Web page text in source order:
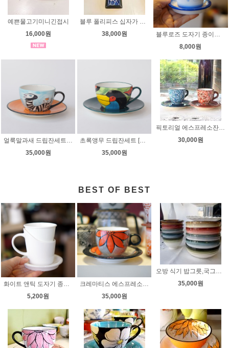
예쁜물고기미니긴접시
16,000원
블루 폴리피스 십자가 예쁜 선물용 십자가
38,000원
블루로즈 도자기 종이컵 홀더 에디션2 [쉬즈데코, 핸드페인팅] 도자기홀더 도자기컵홀더 컵홀더 도자기종이컵홀더
8,000원
얼룩말과새 드립잔세트[핸드페인팅][쉬즈데코]
35,000원
초록앵무 드립잔세트 [핸드페인팅][쉬즈데코]
35,000원
픽토리얼 에스프레소잔[핸드페인팅][쉬즈데코]
30,000원
BEST OF BEST
화이트 앤틱 도자기 종이컵 홀더 [쉬즈데코] 도자기홀더 도자기컵홀더 컵홀더 도자기종이컵홀더
5,200원
크레마티스 에스프레소잔(리필잔) [핸드페인팅]
35,000원
오방 식기 밥그릇,국그릇 세트[핸드페인팅][쉬즈데코]
35,000원